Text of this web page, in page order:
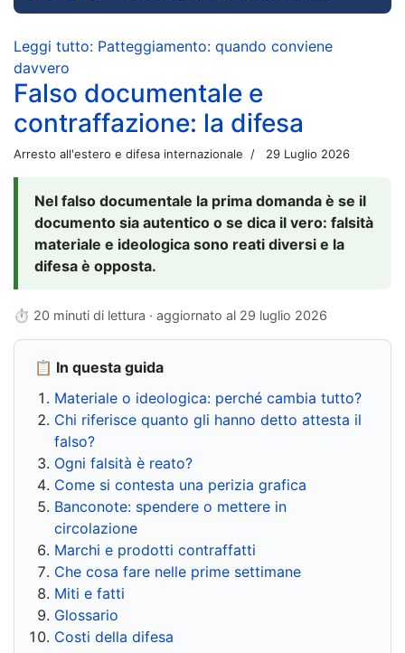
Leggi tutto: Patteggiamento: quando conviene
davvero
Falso documentale e
contraffazione: la difesa
Arresto all'estero e difesa internazionale 29 Luglio 2026
Nel falso documentale la prima domanda è se il
documento sia autentico o se dica il vero: falsità
materiale e ideologica sono reati diversi e la
difesa è opposta.
⏱ 20 minuti di lettura · aggiornato al 29 luglio 2026
📋 In questa guida
Materiale o ideologica: perché cambia tutto?
Chi riferisce quanto gli hanno detto attesta il
falso?
Ogni falsità è reato?
Come si contesta una perizia grafica
Banconote: spendere o mettere in
circolazione
Marchi e prodotti contraffatti
Che cosa fare nelle prime settimane
Miti e fatti
Glossario
Costi della difesa